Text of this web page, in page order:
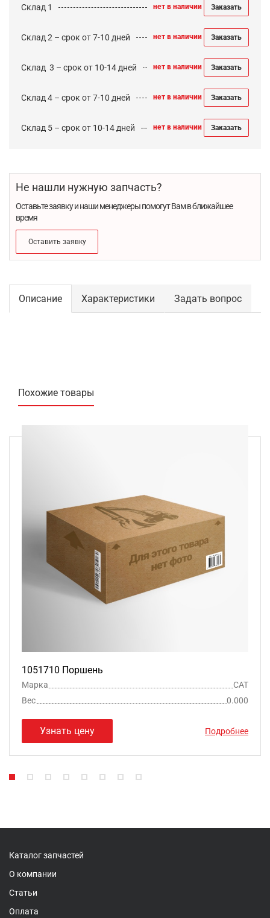
Склад 1 нет в наличии Заказать
Склад 2 – срок от 7-10 дней нет в наличии Заказать
Cклад 3 – срок от 10-14 дней нет в наличии Заказать
Склад 4 – срок от 7-10 дней нет в наличии Заказать
Склад 5 – срок от 10-14 дней нет в наличии Заказать
Не нашли нужную запчасть?
Оставьте заявку и наши менеджеры помогут Вам в ближайшее
время
Оставить заявку
Описание Характеристики Задать вопрос
Похожие товары
1051710 Поршень
Марка
CAT
Вес
0.000
Узнать цену Подробнее
Каталог запчастей
О компании
Статьи
Оплата